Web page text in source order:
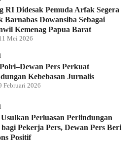
RI Didesak Pemuda Arfak Segera
Barnabas Dowansiba Sebagai
Kemenag Papua Barat
Mei 2026
Pers Perkuat
Kebebasan Jurnalis
Februari 2026
Perluasan Perlindungan
Pekerja Pers, Dewan Pers Beri
Positif